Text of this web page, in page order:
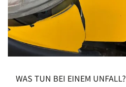
WAS TUN BEI EINEM UNFALL?